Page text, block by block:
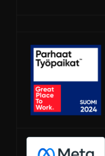
Avautuu uuteen